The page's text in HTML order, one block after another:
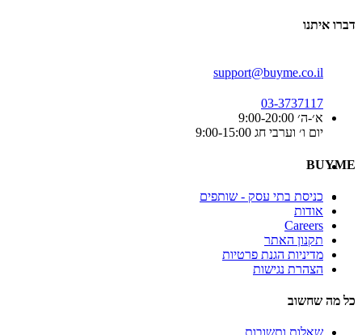
דברו איתנו
support@buyme.co.il
03-3737117
א׳-ה׳ 9:00-20:00
יום ו׳ וערבי חג 9:00-15:00
BUYME
כניסת בתי עסק - שותפים
אודות
Careers
תקנון האתר
מדיניות הגנת פרטיות
הצהרת נגישות
כל מה שחשוב